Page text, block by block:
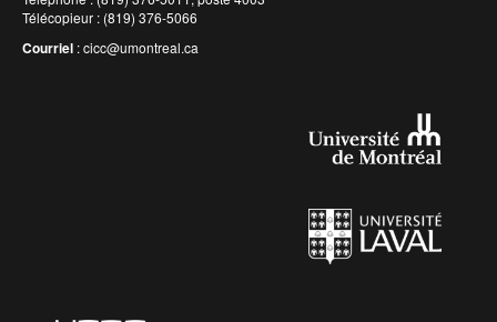
Télécopieur : (819) 376-5066
Courriel :cicc@umontreal.ca